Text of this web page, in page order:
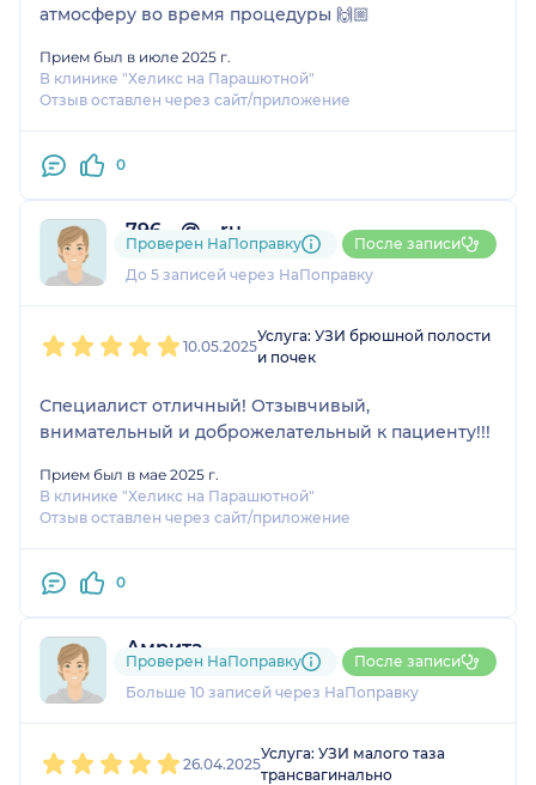
атмосферу во время процедуры 🙌🏼
Прием был в июле 2025 г.
В клинике "Хеликс на Парашютной"
Отзыв оставлен через сайт/приложение
0
796....@....ru
1 отзыв
До 5 записей через НаПоправку
Проверен НаПоправку После записи
10.05.2025
Услуга: УЗИ брюшной полости
и почек
Специалист отличный! Отзывчивый,
внимательный и доброжелательный к пациенту!!!
Прием был в мае 2025 г.
В клинике "Хеликс на Парашютной"
Отзыв оставлен через сайт/приложение
0
Амрита
2 отзыва
Больше 10 записей через НаПоправку
Проверен НаПоправку После записи
26.04.2025
Услуга: УЗИ малого таза
трансвагинально